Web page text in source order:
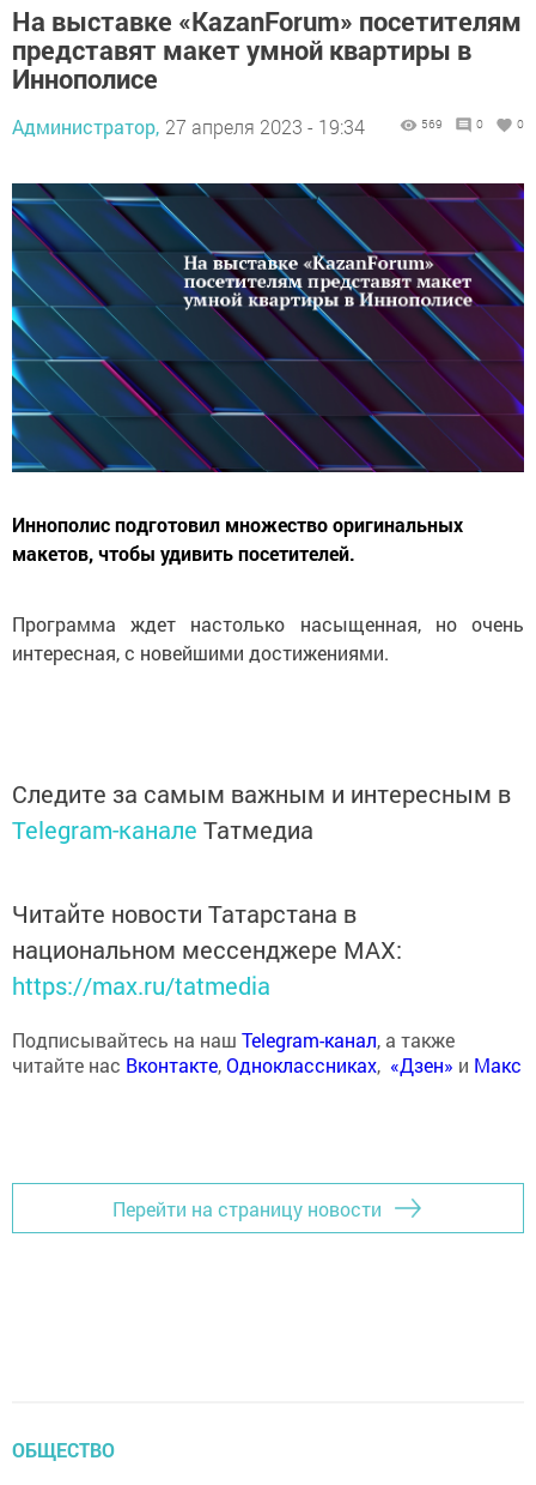
На выставке «KazanForum» посетителям
представят макет умной квартиры в
Иннополисе
Администратор, 27 апреля 2023 - 19:34 569 0 0
Иннополис подготовил множество оригинальных
макетов, чтобы удивить посетителей.
Программа ждет настолько насыщенная, но очень
интересная, с новейшими достижениями.
Следите за самым важным и интересным в
Telegram-канале Татмедиа
Читайте новости Татарстана в
национальном мессенджере MАХ:
https://max.ru/tatmedia
Подписывайтесь на наш Telegram-канал, а также
читайте нас Вконтакте,Одноклассниках, «Дзен» и Макс
Перейти на страницу новости
ОБЩЕСТВО